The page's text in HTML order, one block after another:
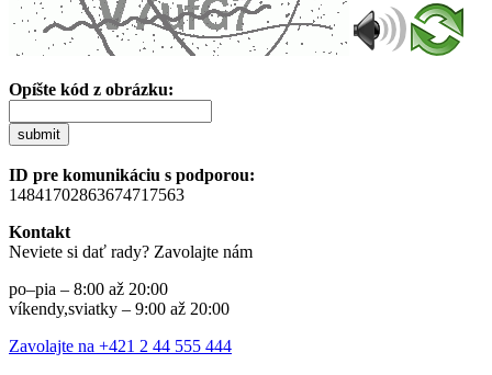
Opíšte kód z obrázku:
submit
ID pre komunikáciu s podporou:
14841702863674717563
Kontakt
Neviete si dať rady? Zavolajte nám
po–pia – 8:00 až 20:00
víkendy,sviatky – 9:00 až 20:00
Zavolajte na +421 2 44 555 444